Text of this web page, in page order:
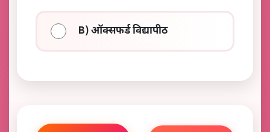
B) ऑक्सफर्ड विद्यापीठ